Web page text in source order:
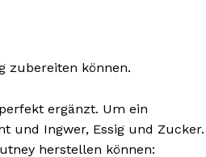
zubereiten können.
ergänzt. Um ein
und Ingwer, Essig und Zucker.
herstellen können: